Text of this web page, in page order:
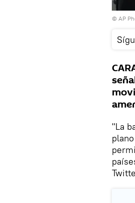
© AP
"La